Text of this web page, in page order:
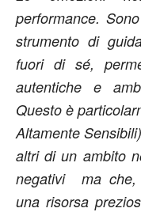
performance.
strumento di
fuori di sé,
autentiche e
Questo è
Altamente
altri di un ambito
negativi ma che,
una risorsa